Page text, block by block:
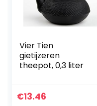
Vier Tien
gietijzeren
theepot, 0,3 liter
€13.46